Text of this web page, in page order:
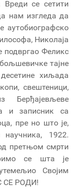
Вреди се сетити
нам изгледа да
аутобиографско
Николаја
подвргао Феликс
тајне
хиљада
свештеници,
Берђајевљеве
и записник са
пре но што је,
1922.
претњом смрти
се шта је
Својим
СЕ РОДИ!